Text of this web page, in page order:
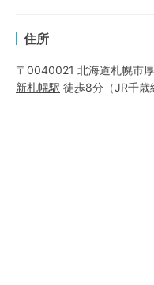
住所
〒0040021 北海道札幌市
新札幌駅 徒歩8分 （JR千歳